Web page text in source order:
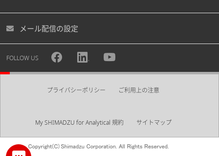
メール配信の設定
FOLLOW US
プライバシーポリシー ご利用上の注意
My SHIMADZU for Analytical 規約 サイトマップ